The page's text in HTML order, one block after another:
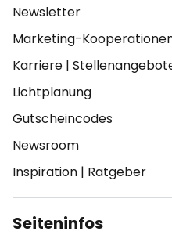
Newsletter
Marketing-
Karriere |
Lichtplanung
Gutscheincodes
Newsroom
Inspiration | Ratgeber
Seiteninfos